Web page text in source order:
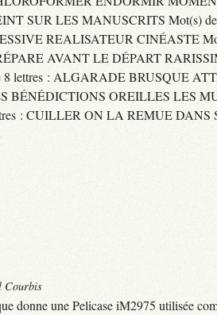
SUR LES MANUSCRITS Mot(s) de
REALISATEUR CINÉASTE
AVANT LE DÉPART
8 lettres : ALGARADE BRUSQUE
BÉNÉDICTIONS OREILLES LES
: CUILLER ON LA REMUE DANS
Courbis
donne une Pelicase iM2975 utilisée